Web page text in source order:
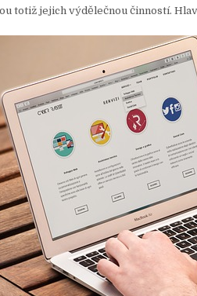
totiž jejich výdělečnou činností.